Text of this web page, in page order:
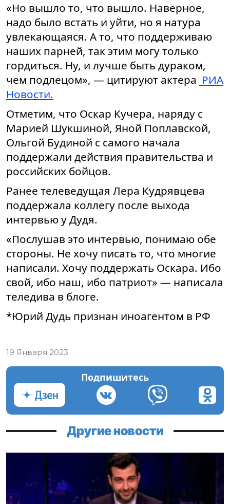
«Но вышло то, что вышло. Наверное,
надо было встать и уйти, но я натура
увлекающаяся. А то, что поддерживаю
наших парней, так этим могу только
гордиться. Ну, и лучше быть дураком,
чем подлецом», — цитируют актера РИА
Новости.
Отметим, что Оскар Кучера, наряду с
Марией Шукшиной, Яной Поплавской,
Ольгой Будиной с самого начала
поддержали действия правительства и
российских бойцов.
Ранее телеведущая Лера Кудрявцева
поддержала коллегу после выхода
интервью у Дудя.
«Послушав это интервью, понимаю обе
стороны. Не хочу писать то, что многие
написали. Хочу поддержать Оскара. Ибо
свой, ибо наш, ибо патриот» — написала
теледива в блоге.
*Юрий Дудь признан иноагентом в РФ
19 Января 2023
Подпишитесь
Другие новости